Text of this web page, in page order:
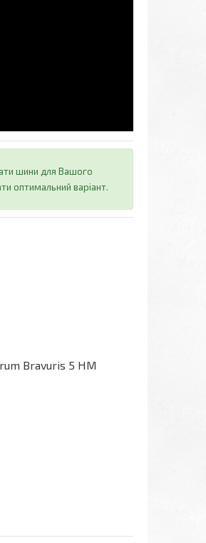
шини для Вашого
оптимальний варіант.